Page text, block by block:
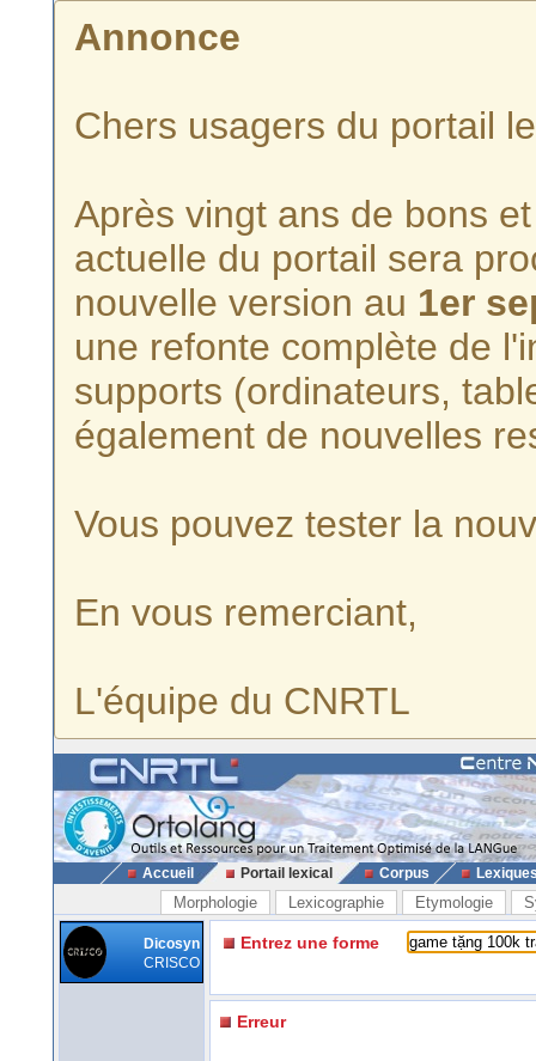
Annonce
Chers usagers du portail
Après vingt ans de bons
actuelle du portail sera
nouvelle version au 1er
une refonte complète de
supports (ordinateurs,
également de nouvelles
Vous pouvez tester la
En vous remerciant,
L'équipe du CNRTL
Accueil Portail lexical Corpus
Morphologie Lexicographie Etymologie
Dicosyn
CRISCO
Entrez une forme
Erreur